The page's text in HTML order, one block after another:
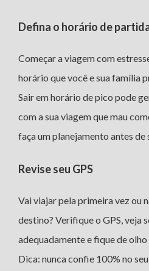
Defina o horário de
Começar a viagem com
horário que você e sua família
Sair em horário de pico pode
com a sua viagem que mau
faça um planejamento antes de
Revise seu GPS
Vai viajar pela primeira vez ou
destino? Verifique o GPS, veja
adequadamente e fique de
Dica: nunca confie 100% no seu